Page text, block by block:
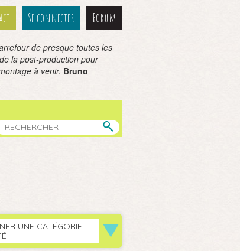
Se connecter Forum
de presque toutes les
la post-production pour
à venir. Bruno
UNE CATÉGORIE